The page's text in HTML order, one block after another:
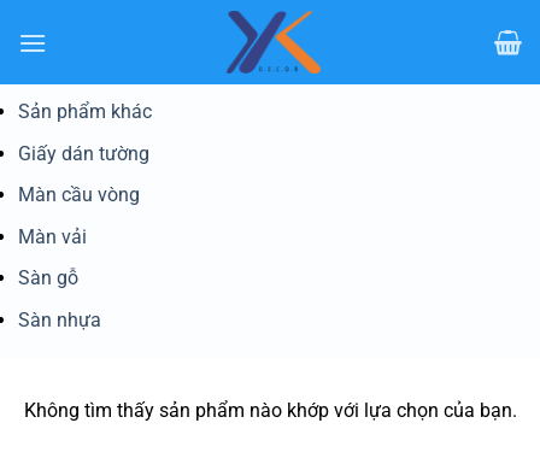
qua
dungSản phẩm khác
Giấy dán tường
Màn cầu vòng
Màn vải
Sàn gỗ
Sàn nhựa
Không tìm thấy sản phẩm nào khớp với lựa chọn của bạn.